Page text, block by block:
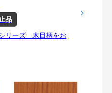
品
リーズ 木目柄をお